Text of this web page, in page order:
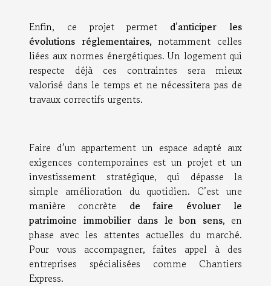
Enfin, ce projet permet d’anticiper les
évolutions réglementaires,notamment celles
liées aux normes énergétiques. Un logement qui
respecte déjà ces contraintes sera mieux
valorisé dans le temps et ne nécessitera pas de
travaux correctifs urgents.
Faire d’un appartement un espace adapté aux
exigences contemporaines est un projet et un
investissement stratégique, qui dépasse la
simple amélioration du quotidien. C’est une
manière concrète de faire évoluer le
patrimoine immobilier dans le bon sens, en
phase avec les attentes actuelles du marché.
Pour vous accompagner, faites appel à des
entreprises spécialisées comme Chantiers
Express.